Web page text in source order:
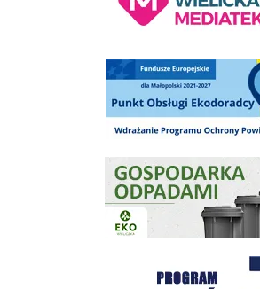
Punkt Obsługi Ekodoradcy Wieliczka
Gospodarka odpadami na terenie
Program "Czyste Powietrze" -